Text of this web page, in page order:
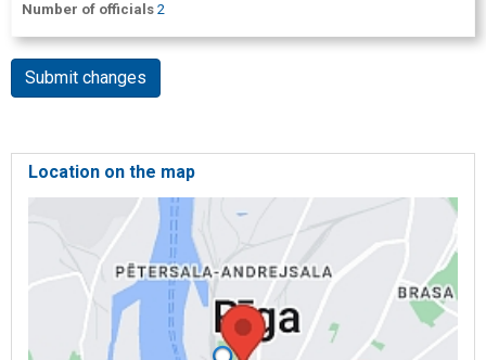
Number of officials 2
Submit changes
Location on the map